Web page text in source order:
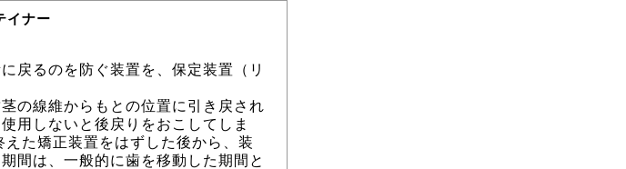
イナー
戻るのを防ぐ装置を、保定装置（リ
の線維からもとの位置に引き戻され
用しないと後戻りをおこしてしま
た矯正装置をはずした後から、装
間は、一般的に歯を移動した期間と